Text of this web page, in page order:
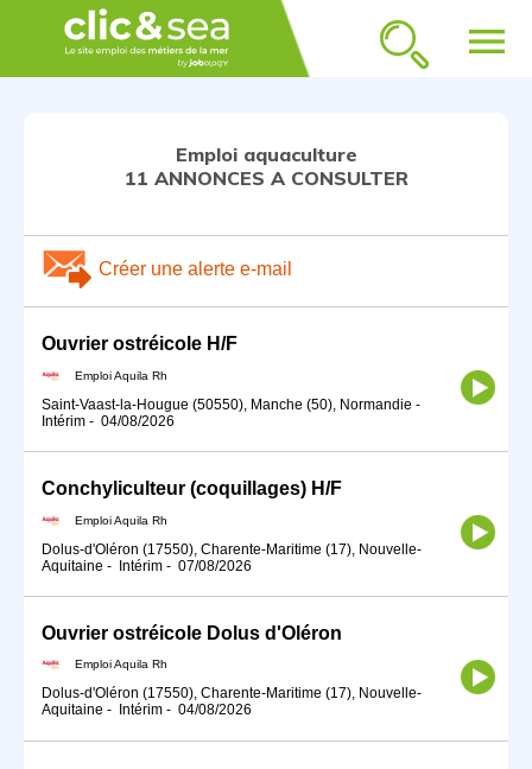
menu
Emploi aquaculture
11 ANNONCES A CONSULTER
Créer une alerte e-mail
Ouvrier ostréicole H/F
Emploi Aquila Rh
Saint-Vaast-la-Hougue (50550), Manche (50), Normandie -
Intérim - 04/08/2026
Conchyliculteur (coquillages) H/F
Emploi Aquila Rh
Dolus-d'Oléron (17550), Charente-Maritime (17), Nouvelle-
Aquitaine - Intérim - 07/08/2026
Ouvrier ostréicole Dolus d'Oléron
Emploi Aquila Rh
Dolus-d'Oléron (17550), Charente-Maritime (17), Nouvelle-
Aquitaine - Intérim - 04/08/2026